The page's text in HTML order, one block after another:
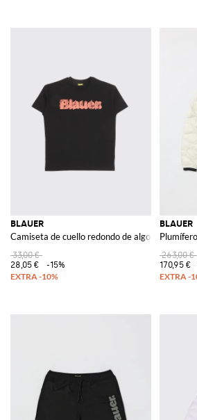
BLAUER
Camiseta de cuello redondo de algodón con logo
33,00 €
28,05 €
-15%
BLAUER
263,00 €
170,95 €